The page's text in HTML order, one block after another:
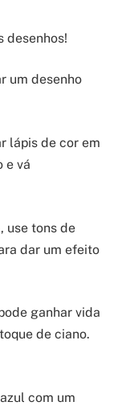
desenhos!
um desenho
lápis de cor em
e vá
use tons de
dar um efeito
ganhar vida
de ciano.
com um